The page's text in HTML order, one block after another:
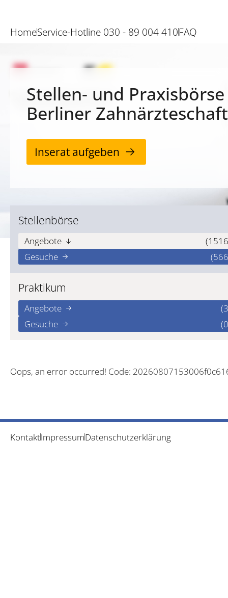
HomeService-Hotline 030 - 89 004 410FAQ
Stellen- und
Berliner Zahnärzteschaft
Inserat aufgeben
Stellenbörse
Angebote
Gesuche
Praktikum
Angebote
Gesuche
Oops, an error occurred! Code:
KontaktImpressumDatenschutzerklärung